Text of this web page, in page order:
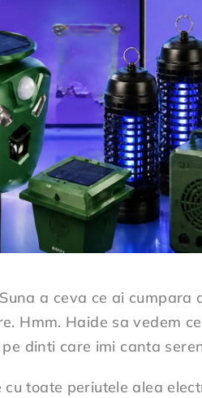
a ceva ce ai cumpara
Hmm. Haide sa vedem
dinti care imi canta
toate periutele alea